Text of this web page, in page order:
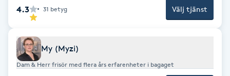
Hudvård
Hyaluronsyra
Hyperhidros
4.3 31 betyg Välj tjänst
My (Myzi)
Dam & Herr frisör med flera års erfarenheter i bagaget